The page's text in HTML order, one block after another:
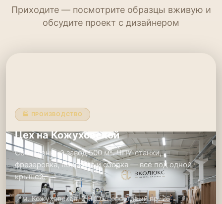
Приходите — посмотрите образцы вживую и
обсудите проект с дизайнером
🏭 ПРОИЗВОДСТВО
Цех на Кожуховской
Собственный завод 500 м². ЧПУ-станки,
фрезеровка, покраска и сборка — всё под одной
крышей.
📍м. Кожуховская, 2-й Южнопортовый пр. 26